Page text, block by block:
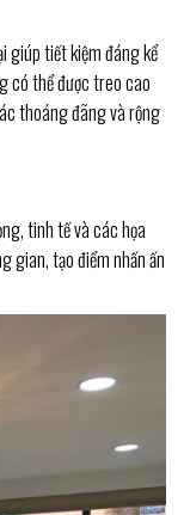
giúp tiết kiệm đáng kể
có thể được treo cao
thoáng đãng và rộng
tinh tế và các họa
gian, tạo điểm nhấn ấn